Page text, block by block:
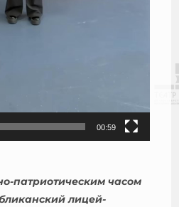
00:59
патриотическим часом
лицей-